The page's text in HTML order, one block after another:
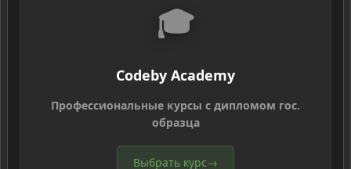
🎓
Codeby Academy
Профессиональные курсы с дипломом гос.
образца
Выбрать курс→